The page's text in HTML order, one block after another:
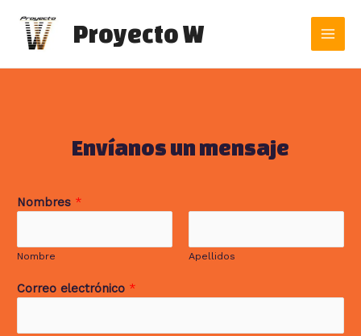
contenido
Proyecto W
Main
Envíanos un mensaje
Nombres *
Nombre Apellidos
Correo electrónico *